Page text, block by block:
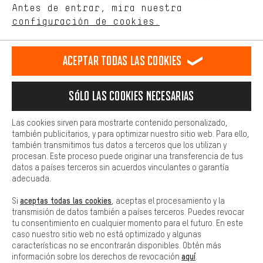
español
ES english
EN Deutsch
DE
RESCINDIR EL CONTRATO Comunidad de Aquisgrán Programa de afiliados
Aviso Legal Protección de datos Condiciones Generales
Plataforma de reportes Reciclaje de baterias
Configuración de las cookies Ajusta el contraste
Todos los precios indicados son en euros e sin MwSt, más
gastos de envío aEstados Unidos.
Antes de entrar, mira nuestra
configuración de cookies.
de nuestro sitio web y nuestra oferta de la tienda con tu
comportamiento de compra.
Más confort
cookies de comodidad, creamos enlaces a plataformas de redes
sociales. Esto nos permite proporcionarle más contenido e
adicionales que le ayudarán a encontrar los productos adecuados.
preguntas de forma rápida y sencilla.
Básica
Las cookies básicas aseguran que puedas usar nuestro sitio web.
Aceptar todas las cookies
Sólo las cookies necesarias
Las cookies sirven para mostrarte contenido personalizado,
también publicitarios, y para optimizar nuestro sitio web. Para ello,
también transmitimos tus datos a terceros que los utilizan y
procesan. Este proceso puede originar una transferencia de tus
datos a países terceros sin acuerdos vinculantes o garantía
adecuada.
Si aceptas todas las cookies , aceptas el procesamiento y la
transmisión de datos también a países terceros. Puedes revocar
tu consentimiento en cualquier momento para el futuro. En este
caso nuestro sitio web no está optimizado y algunas
características no se encontrarán disponibles. Obtén más
información sobre los derechos de revocación aquí.